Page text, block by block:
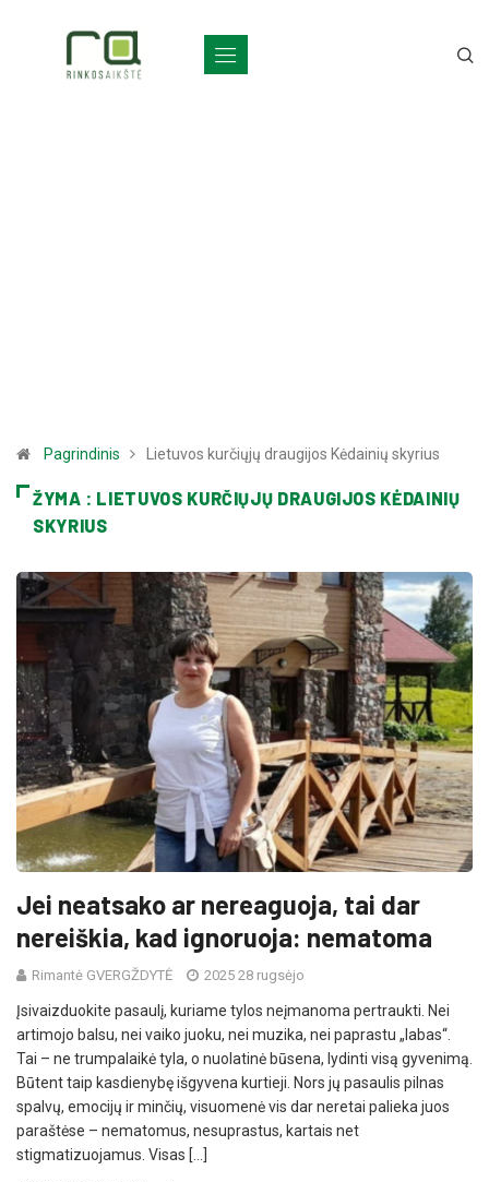
Pagrindinis Lietuvos kurčiųjų draugijos Kėdainių skyrius
ŽYMA : LIETUVOS KURČIŲJŲ DRAUGIJOS KĖDAINIŲ
SKYRIUS
Jei neatsako ar nereaguoja, tai dar
nereiškia, kad ignoruoja: nematoma
Rimantė GVERGŽDYTĖ 2025 28 rugsėjo
Įsivaizduokite pasaulį, kuriame tylos neįmanoma pertraukti. Nei
artimojo balsu, nei vaiko juoku, nei muzika, nei paprastu „labas“.
Tai – ne trumpalaikė tyla, o nuolatinė būsena, lydinti visą gyvenimą.
Būtent taip kasdienybę išgyvena kurtieji. Nors jų pasaulis pilnas
spalvų, emocijų ir minčių, visuomenė vis dar neretai palieka juos
paraštėse – nematomus, nesuprastus, kartais net
stigmatizuojamus. Visas […]